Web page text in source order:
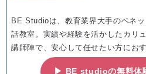
BE Studioは、教育業界大手のベネ
話教室。実績や経験を活かしたカリ
講師陣で、安心して任せたい方におす
▶ BE studioの無料体